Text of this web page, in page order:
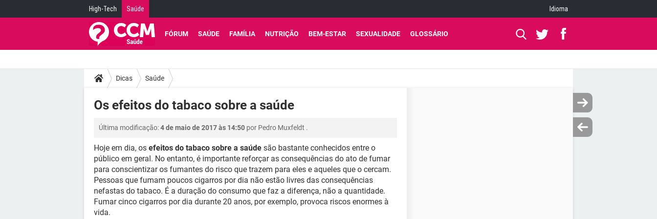
High-Tech Saúde Idioma
FÓRUM SAÚDE FAMÍLIA NUTRIÇÃO BEM-ESTAR SEXUALIDADE GLOSSÁRIO
Dicas Saúde
Os efeitos do tabaco sobre a saúde
Última modificação:4 de maio de 2017 às 14:50 por Pedro Muxfeldt .
Hoje em dia, os efeitos do tabaco sobre a saúde são bastante conhecidos entre o
público em geral. No entanto, é importante reforçar as consequências do ato de fumar
para conscientizar os fumantes do risco que trazem para eles e aqueles que o cercam.
Pessoas que fumam poucos cigarros por dia não estão livres das consequências
nefastas do tabaco. É a duração do consumo que faz a diferença, não a quantidade.
Fumar cinco cigarros por dia durante 20 anos, por exemplo, provoca riscos enormes à
vida.